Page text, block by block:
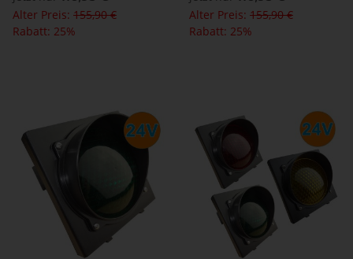
Alter Preis: 155,90 €
Rabatt: 25%
Alter Preis: 155,90 €
Rabatt: 25%